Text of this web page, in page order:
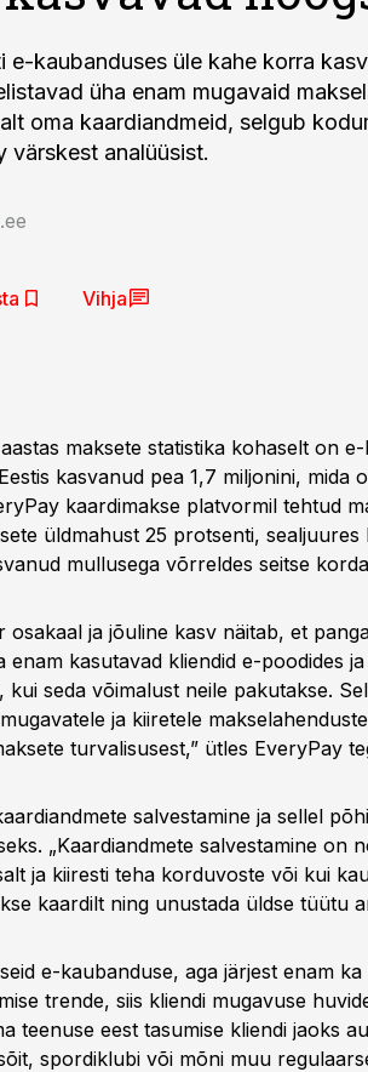
e-kaubanduses üle kahe korra
üha enam mugavaid
oma kaardiandmeid, selgub
värskest analüüsist.
Vihja
maksete statistika kohaselt on
kasvanud pea 1,7 miljonini,
kaardimakse platvormil tehtud
üldmahust 25 protsenti,
mullusega võrreldes seitse
osakaal ja jõuline kasv näitab, et
enam kasutavad kliendid e-poodides
kui seda võimalust neile pakutakse.
ja kiiretele
turvalisusest,” ütles EveryPay
salvestamine ja sellel
„Kaardiandmete salvestamine on
ja kiiresti teha korduvoste või kui
kaardilt ning unustada üldse tüütu
e-kaubanduse, aga järjest enam
trende, siis kliendi mugavuse
teenuse eest tasumise kliendi jaoks
spordiklubi või mõni muu